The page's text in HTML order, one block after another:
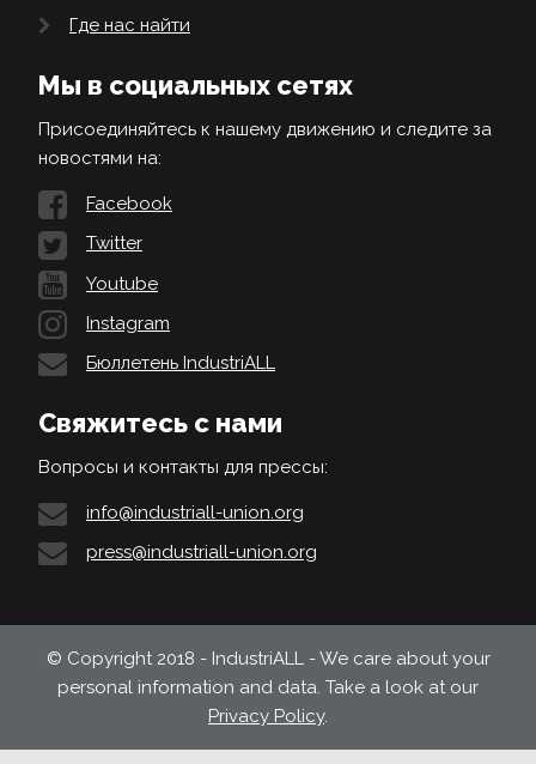
Где нас найти
Мы в социальных сетях
Присоединяйтесь к нашему движению и следите за
новостями на:
Facebook
Twitter
Youtube
Instagram
Бюллетень IndustriALL
Свяжитесь с нами
Вопросы и контакты для прессы:
info@industriall-union.org
press@industriall-union.org
© Copyright 2018 - IndustriALL - We care about your
personal information and data. Take a look at our
Privacy Policy.